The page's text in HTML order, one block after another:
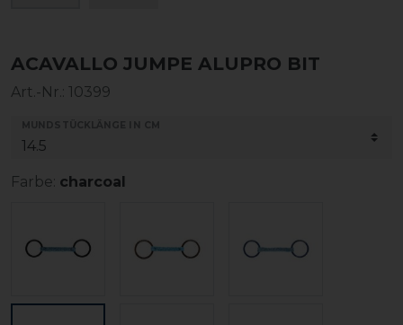
ACAVALLO JUMPE ALUPRO BIT
Art.-Nr.: 10399
Farbe: charcoal